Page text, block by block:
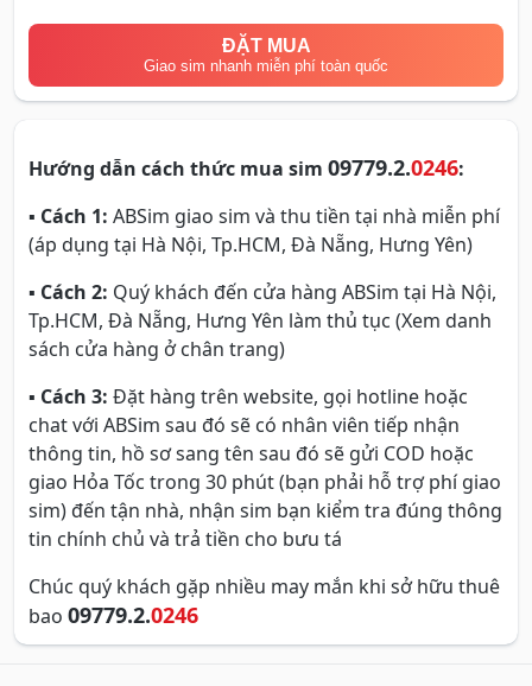
ĐẶT MUA
Giao sim nhanh miễn phí toàn quốc
Hướng dẫn cách thức mua sim 09779.2.0246:
▪ Cách 1: ABSim giao sim và thu tiền tại nhà miễn phí
(áp dụng tại Hà Nội, Tp.HCM, Đà Nẵng, Hưng Yên)
▪ Cách 2: Quý khách đến cửa hàng ABSim tại Hà Nội,
Tp.HCM, Đà Nẵng, Hưng Yên làm thủ tục (Xem danh
sách cửa hàng ở chân trang)
▪ Cách 3: Đặt hàng trên website, gọi hotline hoặc
chat với ABSim sau đó sẽ có nhân viên tiếp nhận
thông tin, hồ sơ sang tên sau đó sẽ gửi COD hoặc
giao Hỏa Tốc trong 30 phút (bạn phải hỗ trợ phí giao
sim) đến tận nhà, nhận sim bạn kiểm tra đúng thông
tin chính chủ và trả tiền cho bưu tá
Chúc quý khách gặp nhiều may mắn khi sở hữu thuê
bao 09779.2.0246